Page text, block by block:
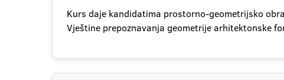
Kurs daje kandidatima prostorno-geometrijsko
Vještine prepoznavanja geometrije arhitektonske